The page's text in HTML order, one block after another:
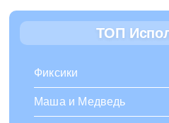
ТОП
Фиксики
Маша и Медведь